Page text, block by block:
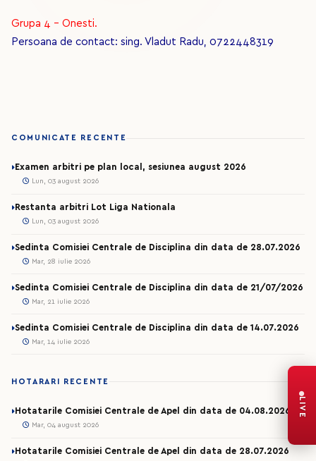
Grupa 4 - Onesti.
Persoana de contact: sing. Vladut Radu, 0722448319
COMUNICATE RECENTE
Examen arbitri pe plan local, sesiunea august 2026
Lun, 03 august 2026
Restanta arbitri Lot Liga Nationala
Lun, 03 august 2026
Sedinta Comisiei Centrale de Disciplina din data de 28.07.2026
Mar, 28 iulie 2026
Sedinta Comisiei Centrale de Disciplina din data de 21/07/2026
Mar, 21 iulie 2026
Sedinta Comisiei Centrale de Disciplina din data de 14.07.2026
Mar, 14 iulie 2026
HOTARARI RECENTE
Hotatarile Comisiei Centrale de Apel din data de 04.08.2026
Mar, 04 august 2026
Hotatarile Comisiei Centrale de Apel din data de 28.07.2026
LIVE